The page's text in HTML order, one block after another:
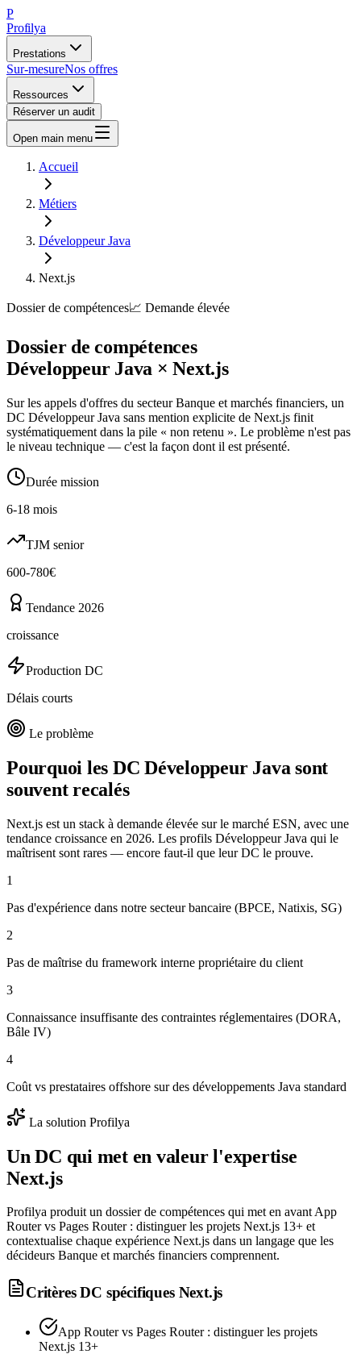
P
Profilya
Prestations
Sur-mesureNos offres
Ressources
Réserver un audit
Open main menu
Accueil
Métiers
Développeur Java
Next.js
Dossier de compétences📈 Demande élevée
Dossier de compétences
Développeur Java ×Next.js
Sur les appels d'offres du secteur Banque et marchés financiers, un
DC Développeur Java sans mention explicite de Next.js finit
systématiquement dans la pile « non retenu ». Le problème n'est pas
le niveau technique — c'est la façon dont il est présenté.
Durée mission
6-18 mois
TJM senior
600-780€
Tendance 2026
croissance
Production DC
Délais courts
Le problème
Pourquoi les DCDéveloppeur Java sont
souvent recalés
Next.js est un stack à demande élevée sur le marché ESN, avec une
tendance croissance en 2026. Les profils Développeur Java qui le
maîtrisent sont rares — encore faut-il que leur DC le prouve.
1
Pas d'expérience dans notre secteur bancaire (BPCE, Natixis, SG)
2
Pas de maîtrise du framework interne propriétaire du client
3
Connaissance insuffisante des contraintes réglementaires (DORA,
Bâle IV)
4
Coût vs prestataires offshore sur des développements Java standard
La solution Profilya
Un DC qui met en valeur l'expertise
Next.js
Profilya produit un dossier de compétences qui met en avant App
Router vs Pages Router : distinguer les projets Next.js 13+ et
contextualise chaque expérience Next.js dans un langage que les
décideurs Banque et marchés financiers comprennent.
Critères DC spécifiques Next.js
App Router vs Pages Router : distinguer les projets
Next.js 13+